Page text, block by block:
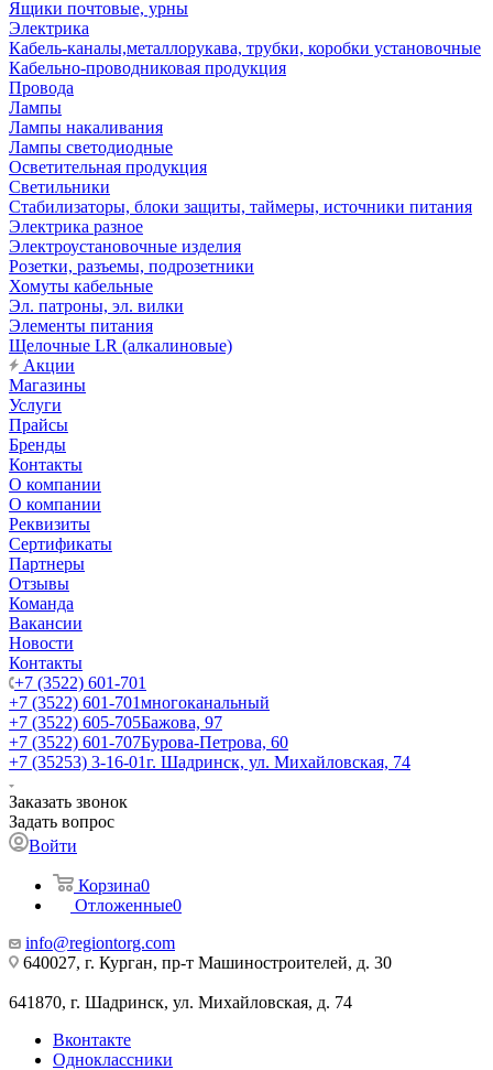
Ящики почтовые, урны
Электрика
Кабель-каналы,металлорукава, трубки, коробки установочные
Кабельно-проводниковая продукция
Провода
Лампы
Лампы накаливания
Лампы светодиодные
Осветительная продукция
Светильники
Стабилизаторы, блоки защиты, таймеры, источники питания
Электрика разное
Электроустановочные изделия
Розетки, разъемы, подрозетники
Хомуты кабельные
Эл. патроны, эл. вилки
Элементы питания
Щелочные LR (алкалиновые)
Акции
Магазины
Услуги
Прайсы
Бренды
Контакты
О компании
О компании
Реквизиты
Сертификаты
Партнеры
Отзывы
Команда
Вакансии
Новости
Контакты
+7 (3522) 601-701
+7 (3522) 601-701многоканальный
+7 (3522) 605-705Бажова, 97
+7 (3522) 601-707Бурова-Петрова, 60
+7 (35253) 3-16-01г. Шадринск, ул. Михайловская, 74
Заказать звонок
Задать вопрос
Войти
Корзина0
Отложенные0
info@regiontorg.com
640027, г. Курган, пр-т Машиностроителей, д. 30
641870, г. Шадринск, ул. Михайловская, д. 74
Вконтакте
Одноклассники